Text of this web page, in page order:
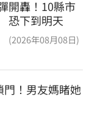
開轟！10縣市
恐下到明天
(2026年08月08日)
！男友媽睹她